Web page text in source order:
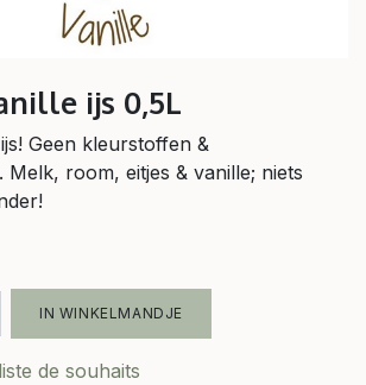
ijs 0,5L
Geen kleurstoffen &
Melk, room, eitjes & vanille; niets
IN WINKELMANDJE
de souhaits